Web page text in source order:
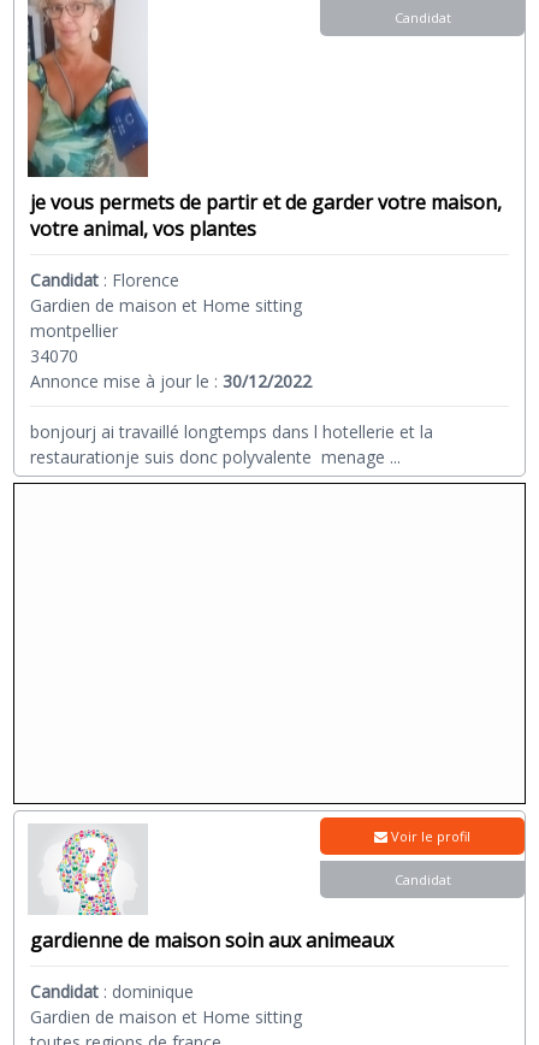
je vous permets de partir et de garder votre maison,
votre animal, vos plantes
Candidat : Florence
Gardien de maison et Home sitting
montpellier
34070
Annonce mise à jour le :30/12/2022
bonjourj ai travaillé longtemps dans l hotellerie et la
restaurationje suis donc polyvalente menage ...
Candidat
gardienne de maison soin aux animeaux
Candidat : dominique
Gardien de maison et Home sitting
Voir le profil
Candidat